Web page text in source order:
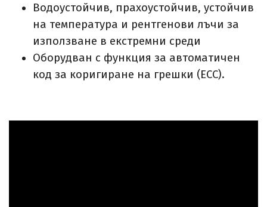
Водоустойчив, прахоустойчив, устойчив
на температура и рентгенови лъчи за
използване в екстремни среди
Оборудван с функция за автоматичен
код за коригиране на грешки (ECC).